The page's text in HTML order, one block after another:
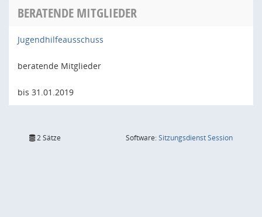
BERATENDE MITGLIEDER
Jugendhilfeausschuss
beratende Mitglieder
bis 31.01.2019
2 Sätze Software:SitzungsdienstSession(Wird in